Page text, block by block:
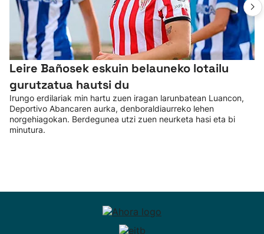
Leire Bañosek eskuin belauneko lotailu
gurutzatua hautsi du
Irungo erdilariak min hartu zuen iragan larunbatean Luancon,
Deportivo Abancaren aurka, denboraldiaurreko lehen
norgehiagokan. Berdegunea utzi zuen neurketa hasi eta bi
minutura.